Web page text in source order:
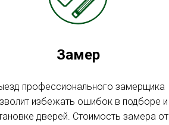
Замер
профессионального замерщика
избежать ошибок в подборе и
дверей. Стоимость замера от